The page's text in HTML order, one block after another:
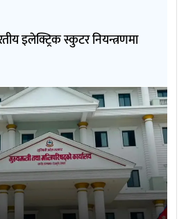
इलेक्ट्रिक स्कुटर नियन्त्रणमा